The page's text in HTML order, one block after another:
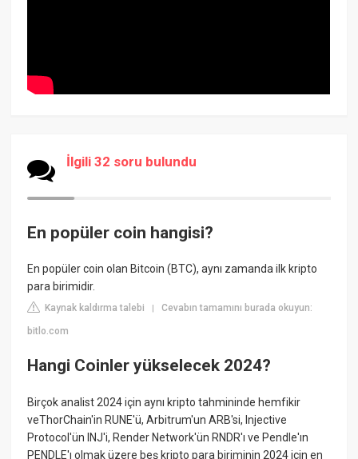
İlgili 32 soru bulundu
En popüler coin hangisi?
En popüler coin olan Bitcoin (BTC), aynı zamanda ilk kripto
para birimidir.
Kaynak kaldırma talebi |Cevabın tamamını burada okuyun:
bitlo.com
Hangi Coinler yükselecek 2024?
Birçok analist 2024 için aynı kripto tahmininde hemfikir
veThorChain'in RUNE'ü, Arbitrum'un ARB'si, Injective
Protocol'ün INJ'i, Render Network'ün RNDR'ı ve Pendle'ın
PENDLE'ı olmak üzere beş kripto para biriminin 2024 için en